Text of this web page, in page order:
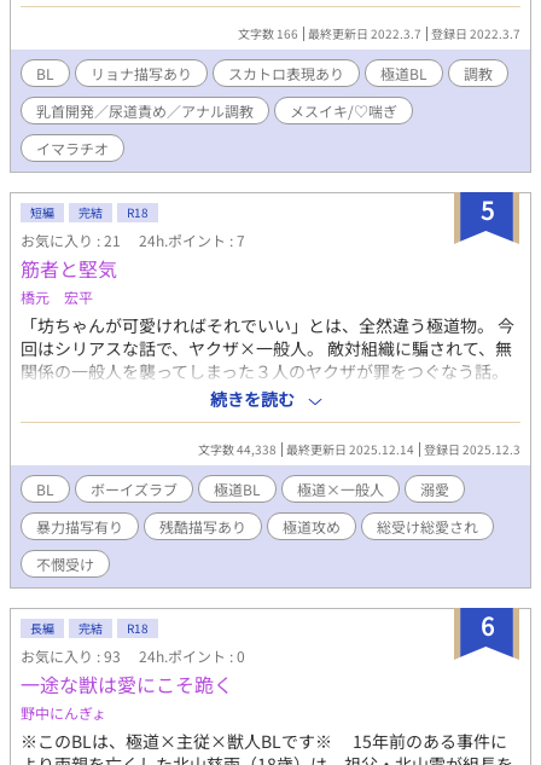
たちの調教ライフ 今、開幕。文字数 166 最終更新日 2022.3.7 登録日 2022.3.7
BL リョナ描写あり スカトロ表現あり 極道BL
調教
乳首開発／尿道責め／アナル調教
メスイキ/♡喘ぎ
イマラチオ
5
短編 完結 R18
お気に入り : 21 24h.ポイント : 7
筋者と堅気
橋元 宏平
「坊ちゃんが可愛ければそれでいい」とは、全然違う極道物。 今
回はシリアスな話で、ヤクザ×一般人。 敵対組織に騙されて、無
関係の一般人を襲ってしまった３人のヤクザが罪をつぐなう話。
不憫受けが好きな人向け。 極道物なので極道要素がバンバン出ま
すし、手も足も出ますし、ちんちんも出ます。 エロ回は、サブタ
イトルに分かりやすく 🔞 を付けます。
続きを読む
文字数 44,338 最終更新日 2025.12.14 登録日 2025.12.3
BL ボーイズラブ 極道BL 極道×一般人
溺愛
暴力描写有り
残酷描写あり 極道攻め
総受け総愛され
不憫受け
6
長編 完結 R18
お気に入り : 93 24h.ポイント : 0
一途な獣は愛にこそ跪く
野中にんぎょ
※このBLは、極道×主従×獣人BLです※ 15年前のある事件に